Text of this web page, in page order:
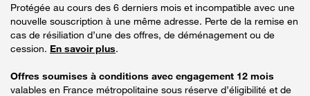
Protégée au cours des 6 derniers mois et incompatible avec une
nouvelle souscription à une même adresse. Perte de la remise en
cas de résiliation d’une des offres, de déménagement ou de
cession. En savoir plus.
Offres soumises à conditions avec engagement 12 mois
valables en France métropolitaine sous réserve d’éligibilité et de